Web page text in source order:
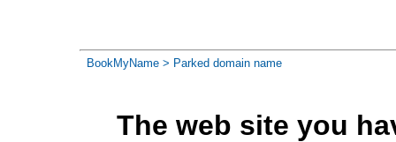
BookMyName > Parked domain name
The web site you